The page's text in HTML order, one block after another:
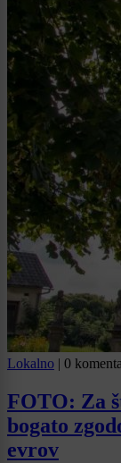
Lokalno | 0
FOTO: Za
bogato
evrov